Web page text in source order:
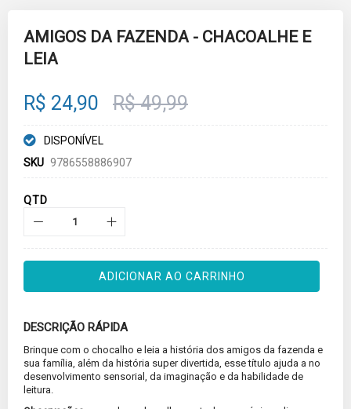
beginning
images
gallery
AMIGOS DA FAZENDA - CHACOALHE E
LEIA
R$ 24,90 R$ 49,99
DISPONÍVEL
SKU 9786558886907
QTD
ADICIONAR AO CARRINHO
DESCRIÇÃO RÁPIDA
Brinque com o chocalho e leia a história dos amigos da fazenda e
sua família, além da história super divertida, esse título ajuda a no
desenvolvimento sensorial, da imaginação e da habilidade de
leitura.